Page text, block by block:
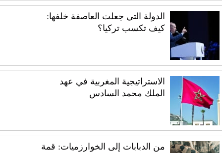
الدولة التي جعلت العاصفة خلفها:
كيف تكسب تركيا؟
الاستراتيجية المغربية في عهد
الملك محمد السادس
من الدبابات إلى الخوارزميات: قمة